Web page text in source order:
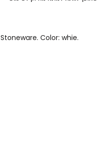
Stoneware. Color: whie.